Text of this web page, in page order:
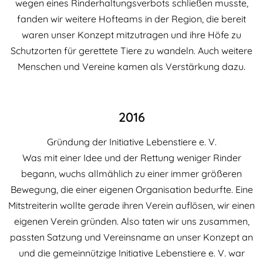
wegen eines Rinderhaltungsverbots schließen musste,
fanden wir weitere Hofteams in der Region, die bereit
waren unser Konzept mitzutragen und ihre Höfe zu
Schutzorten für gerettete Tiere zu wandeln. Auch weitere
Menschen und Vereine kamen als Verstärkung dazu.
2016
Gründung der Initiative Lebenstiere e. V.
Was mit einer Idee und der Rettung weniger Rinder
begann, wuchs allmählich zu einer immer größeren
Bewegung, die einer eigenen Organisation bedurfte. Eine
Mitstreiterin wollte gerade ihren Verein auflösen, wir einen
eigenen Verein gründen. Also taten wir uns zusammen,
passten Satzung und Vereinsname an unser Konzept an
und die gemeinnützige Initiative Lebenstiere e. V. war